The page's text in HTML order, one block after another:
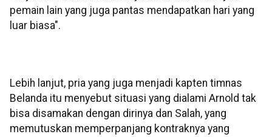
pemain lain yang juga pantas mendapatkan hari yang
luar biasa".
Lebih lanjut, pria yang juga menjadi kapten timnas
Belanda itu menyebut situasi yang dialami Arnold tak
bisa disamakan dengan dirinya dan Salah, yang
memutuskan memperpanjang kontraknya yang